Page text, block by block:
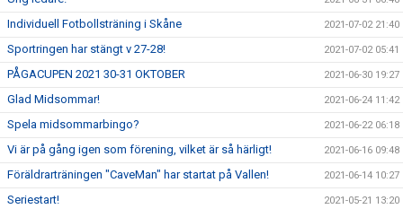
Individuell Fotbollsträning i Skåne 2021-07-02 21:40
Sportringen har stängt v 27-28! 2021-07-02 05:41
PÅGACUPEN 2021 30-31 OKTOBER 2021-06-30 19:27
Glad Midsommar! 2021-06-24 11:42
Spela midsommarbingo? 2021-06-22 06:18
Vi är på gång igen som förening, vilket är så härligt! 2021-06-16 09:48
Föräldrarträningen "CaveMan" har startat på Vallen! 2021-06-14 10:27
Seriestart! 2021-05-21 13:20